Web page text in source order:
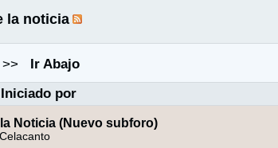
la noticia
>>
Ir Abajo
Iniciado por
Noticia (Nuevo subforo)
Celacanto